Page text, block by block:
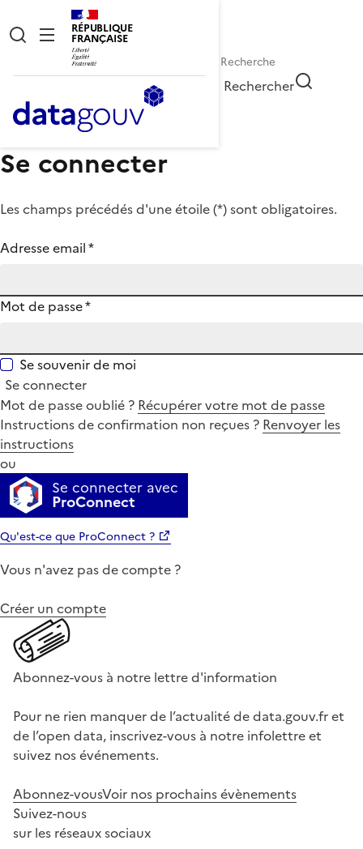
RÉPUBLIQUE
FRANÇAISE
Rechercher
Se connecter
Les champs précédés d'une étoile (*) sont obligatoires.
Adresse email*
Mot de passe*
Se souvenir de moi
Se connecter
Mot de passe oublié ? Récupérer votre mot de passe
Instructions de confirmation non reçues ? Renvoyer les
instructions
ou
Se connecter avec
ProConnect
Qu'est-ce que ProConnect ?
Vous n'avez pas de compte ?
Créer un compte
Abonnez-vous à notre lettre d'information
Pour ne rien manquer de l’actualité de data.gouv.fr et
de l’open data, inscrivez-vous à notre infolettre et
suivez nos événements.
Abonnez-vousVoir nos prochains évènements
Suivez-nous
sur les réseaux sociaux